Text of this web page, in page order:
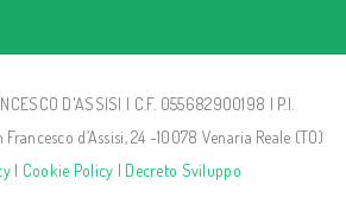
D'ASSISI | C.F. 055682900198 | P.I.
d’Assisi, 24 -10078 Venaria Reale (TO)
| Cookie Policy | Decreto Sviluppo